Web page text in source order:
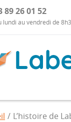
89 26 01 52
lundi au vendredi de
L’histoire de